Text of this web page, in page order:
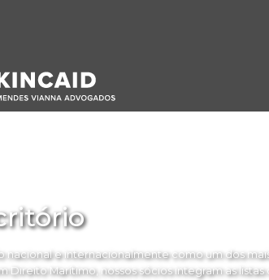
nacional e internacionalmente como um dos
Direito Marítimo, nossos sócios integram as listas